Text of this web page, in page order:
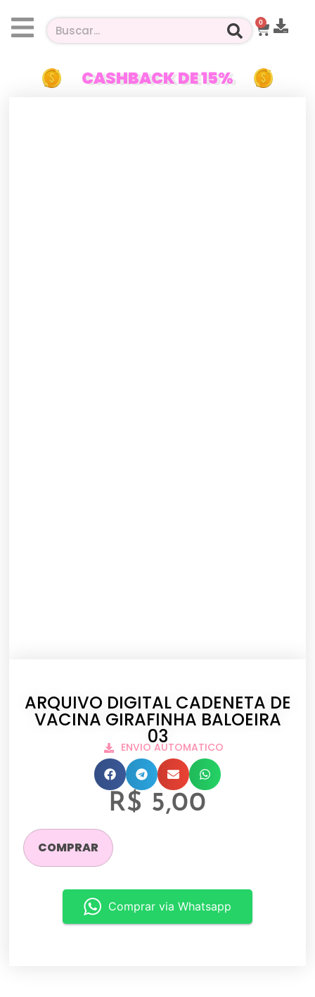
0
CASHBACK DE 15%
ARQUIVO DIGITAL CADENETA DE
VACINA GIRAFINHA BALOEIRA
03
ENVIO AUTOMATICO
R$ 5,00
COMPRAR
Comprar via Whatsapp